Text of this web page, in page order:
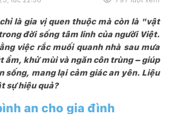
là gia vị quen thuộc mà còn là "vật
đời sống tâm linh của người Việt.
việc rắc muối quanh nhà sau mưa
ẩm, khử mùi và ngăn côn trùng – giúp
sống, mang lại cảm giác an yên. Liệu
sự hiệu quả?
an cho gia đình